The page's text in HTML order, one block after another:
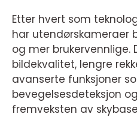
Etter hvert som
har utendørskameraer
og mer
bildekvalitet, lengre
avanserte funksjoner
bevegelsesdeteksjon
fremveksten av